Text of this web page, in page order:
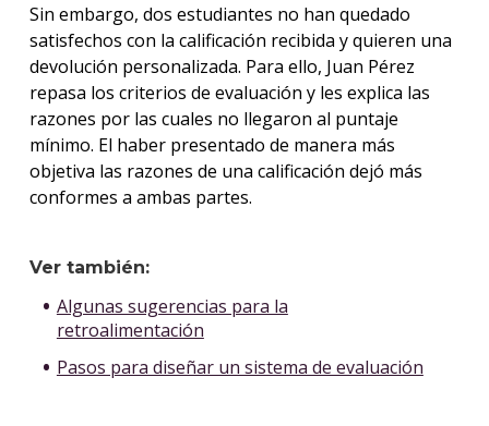
Sin embargo, dos estudiantes no han quedado
satisfechos con la calificación recibida y quieren una
devolución personalizada. Para ello, Juan Pérez
repasa los criterios de evaluación y les explica las
razones por las cuales no llegaron al puntaje
mínimo. El haber presentado de manera más
objetiva las razones de una calificación dejó más
conformes a ambas partes.
Ver también:
Algunas sugerencias para la
retroalimentación
Pasos para diseñar un sistema de evaluación